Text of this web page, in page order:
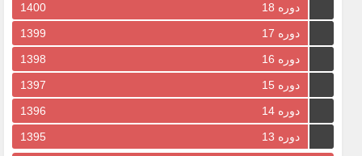
دوره 18
1400
دوره 17
1399
دوره 16
1398
دوره 15
1397
دوره 14
1396
دوره 13
1395